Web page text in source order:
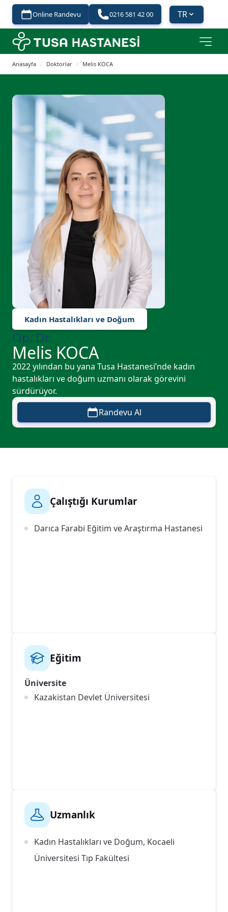
Online Randevu 0216 581 42 00 TR
Anasayfa / Doktorlar / Melis KOCA
Kadın Hastalıkları ve Doğum
Op. Dr.
Melis KOCA
2022 yılından bu yana Tusa Hastanesi’nde kadın
hastalıkları ve doğum uzmanı olarak görevini
sürdürüyor.
Randevu Al
Çalıştığı Kurumlar
Darıca Farabi Eğitim ve Araştırma Hastanesi
Eğitim
Üniversite
Kazakistan Devlet Üniversitesi
Uzmanlık
Kadın Hastalıkları ve Doğum, Kocaeli
Üniversitesi Tıp Fakültesi